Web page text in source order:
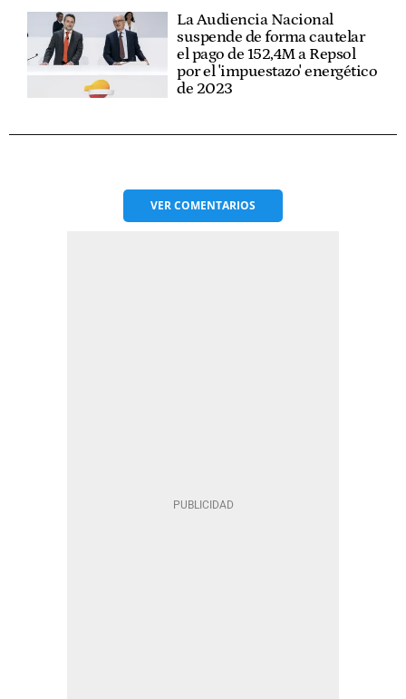
La Audiencia Nacional
suspende de forma cautelar
el pago de 152,4M a Repsol
por el 'impuestazo' energético
de 2023
VERCOMENTARIOS